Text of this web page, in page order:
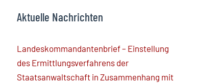
Aktuelle Nachrichten
Landeskommandantenbrief – Einstellung
des Ermittlungsverfahrens der
Staatsanwaltschaft in Zusammenhang mit